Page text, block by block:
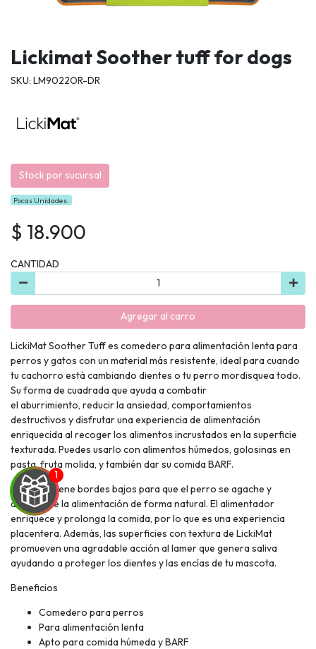
Lickimat Soother tuff for dogs
SKU: LM9022OR-DR
Stock por sucursal
Pocas Unidades.
$ 18.900
CANTIDAD
Agregar al carro
LickiMat Soother Tuff es comedero para alimentación lenta para
perros y gatos con un material más resistente, ideal para cuando
tu cachorro está cambiando dientes o tu perro mordisquea todo.
Su forma de cuadrada que ayuda a combatir
el aburrimiento, reducir la ansiedad, comportamientos
destructivos y disfrutar una experiencia de alimentación
enriquecida al recoger los alimentos incrustados en la superficie
texturada. Puedes usarlo con alimentos húmedos, golosinas en
pasta, fruta molida, y también dar su comida BARF.
El diseño tiene bordes bajos para que el perro se agache y
disfrute de la alimentación de forma natural. El alimentador
enriquece y prolonga la comida, por lo que es una experiencia
placentera. Además, las superficies con textura de LickiMat
promueven una agradable acción al lamer que genera saliva
ayudando a proteger los dientes y las encías de tu mascota.
Beneficios
Comedero para perros
Para alimentación lenta
Apto para comida húmeda y BARF